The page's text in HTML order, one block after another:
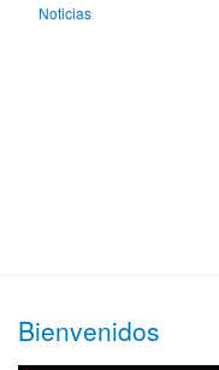
Noticias
Bienvenidos